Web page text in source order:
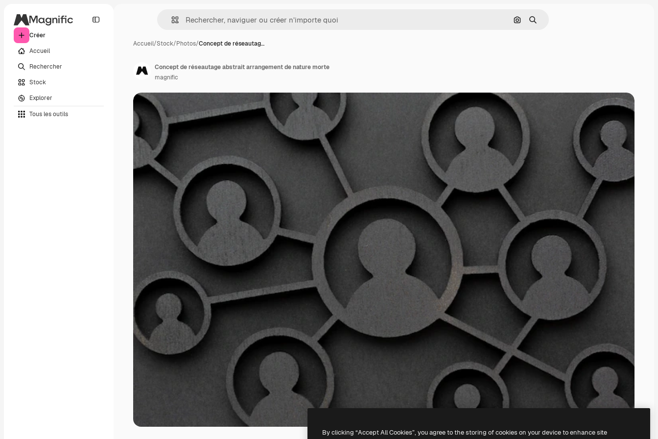
Créer
Accueil
Rechercher
Stock
Explorer
Tous les outils
Rechercher par image
Rechercher
Accueil/Stock/Photos/Concept de réseautag…
Concept de réseautage abstrait arrangement de nature morte
magnific
By clicking “Accept All Cookies”, you agree to the storing of cookies on your device to enhance site